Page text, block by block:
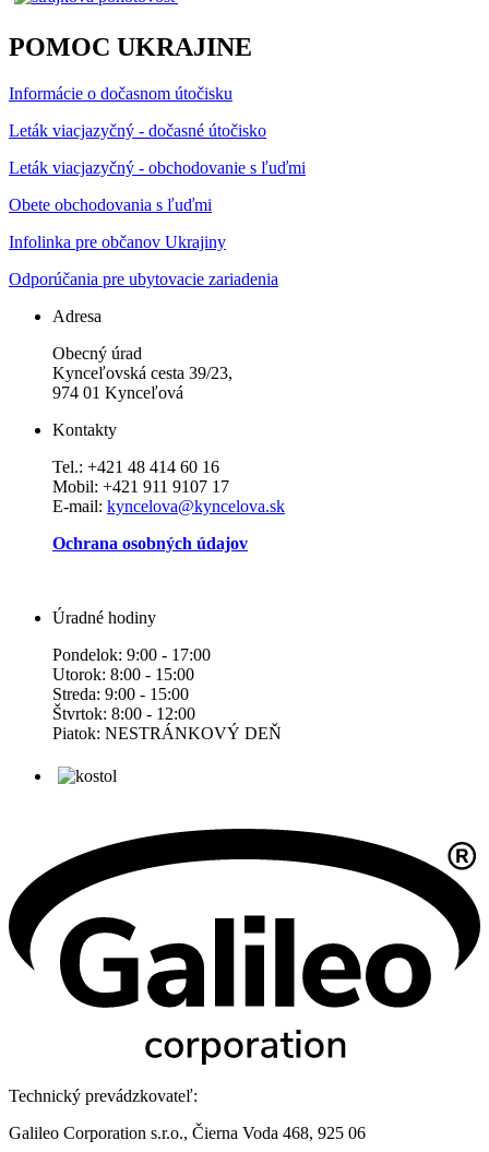
POMOC UKRAJINE
Informácie o dočasnom útočisku
Leták viacjazyčný - dočasné útočisko
Leták viacjazyčný - obchodovanie s ľuďmi
Obete obchodovania s ľuďmi
Infolinka pre občanov Ukrajiny
Odporúčania pre ubytovacie zariadenia
Adresa
Obecný úrad
Kynceľovská cesta 39/23,
974 01 Kynceľová
Kontakty
Tel.: +421 48 414 60 16
Mobil: +421 911 9107 17
E-mail: kyncelova@kyncelova.sk
Ochrana osobných údajov
Úradné hodiny
Pondelok: 9:00 - 17:00
Utorok: 8:00 - 15:00
Streda: 9:00 - 15:00
Štvrtok: 8:00 - 12:00
Piatok: NESTRÁNKOVÝ DEŇ
Technický prevádzkovateľ:
Galileo Corporation s.r.o., Čierna Voda 468, 925 06